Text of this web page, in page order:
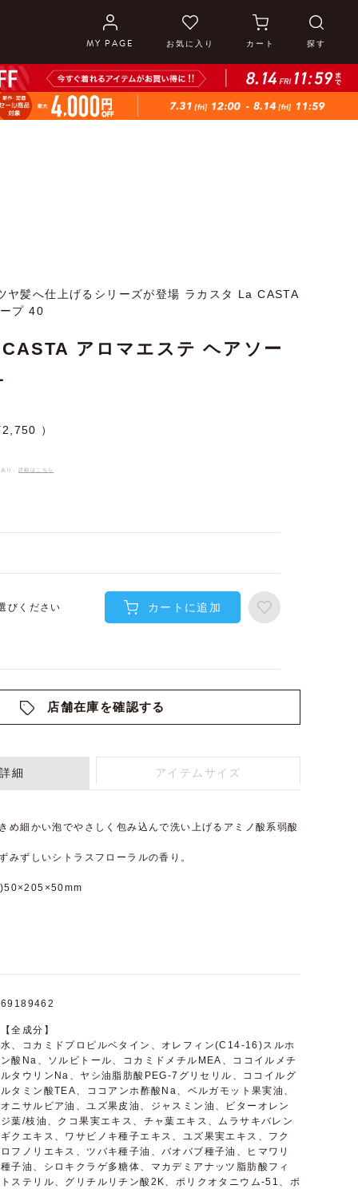
MY PAGE お気に入り カート 探す
ヤ髪へ仕上げるシリーズが登場 ラカスタ La CASTA
プ 40
アロマエステ ヘアソー
2,750
り、 詳細はこちら
びください カートに追加
店舗在庫を確認する
細 アイテムサイズ
め細かい泡でやさしく包み込んで洗い上げるアミノ酸系弱酸
みずしいシトラスフローラルの香り。
69189462
【全成分】
水、コカミドプロピルベタイン、オレフィン(C14-16)スルホ
ン酸Na、ソルビトール、コカミドメチルMEA、ココイルメチ
ルタウリンNa、ヤシ油脂肪酸PEG-7グリセリル、ココイルグ
ルタミン酸TEA、ココアンホ酢酸Na、ベルガモット果実油、
オニサルビア油、ユズ果皮油、ジャスミン油、ビターオレン
ジ葉/枝油、クコ果実エキス、チャ葉エキス、ムラサキバレン
ギクエキス、ワサビノキ種子エキス、ユズ果実エキス、フク
ロフノリエキス、ツバキ種子油、バオバブ種子油、ヒマワリ
種子油、シロキクラゲ多糖体、マカデミアナッツ脂肪酸フィ
トステリル、グリチルリチン酸2K、ポリクオタニウム-51、ポ